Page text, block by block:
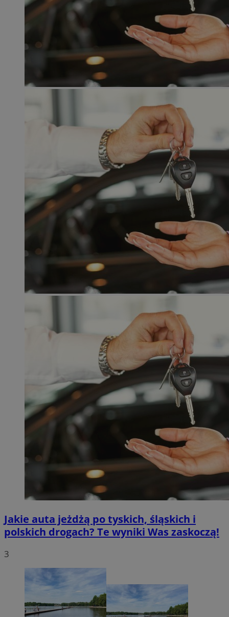
Jakie auta jeżdżą po tyskich, śląskich i
polskich drogach? Te wyniki Was zaskoczą!
3